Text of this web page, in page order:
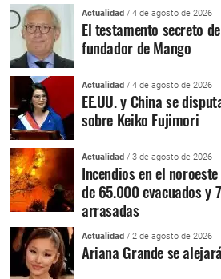
Actualidad / 4 de agosto de 2026
El testamento secreto
fundador de Mango
Actualidad / 4 de agosto de 2026
EE.UU. y China se
sobre Keiko Fujimori
Actualidad / 3 de agosto de 2026
Incendios en el
de 65.000 evacuados y
arrasadas
Actualidad / 2 de agosto de 2026
Ariana Grande se